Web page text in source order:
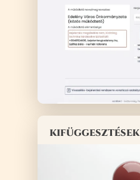
kifüggesztések